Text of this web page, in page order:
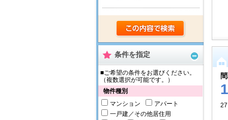
条件を指定
■ご希望の条件をお選びください。
（複数選択が可能です。）
物件種別
マンション
アパート
一戸建／その他居住用